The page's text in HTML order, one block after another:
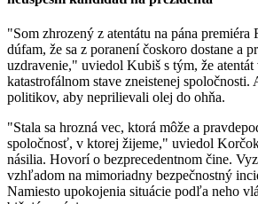
"Som zhrozený z atentátu na pána premiéra
dúfam, že sa z poranení čoskoro dostane a
uzdravenie," uviedol Kubiš s tým, že
katastrofálnom stave zneistenej spoločnosti.
politikov, aby neprilievali olej do ohňa.
"Stala sa hrozná vec, ktorá môže a
spoločnosť, v ktorej žijeme," uviedol
násilia. Hovorí o bezprecedentnom čine.
vzhľadom na mimoriadny bezpečnostný
Namiesto upokojenia situácie podľa neho